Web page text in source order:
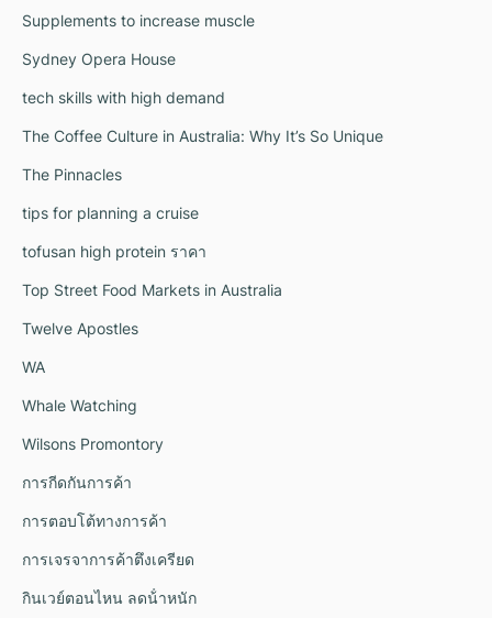
Supplements to increase muscle
Sydney Opera House
tech skills with high demand
The Coffee Culture in Australia: Why It’s So Unique
The Pinnacles
tips for planning a cruise
tofusan high protein ราคา
Top Street Food Markets in Australia
Twelve Apostles
WA
Whale Watching
Wilsons Promontory
การกีดกันการค้า
การตอบโต้ทางการค้า
การเจรจาการค้าตึงเครียด
กินเวย์ตอนไหน ลดน้ําหนัก